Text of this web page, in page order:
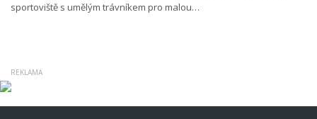
sportoviště s umělým trávníkem pro malou…